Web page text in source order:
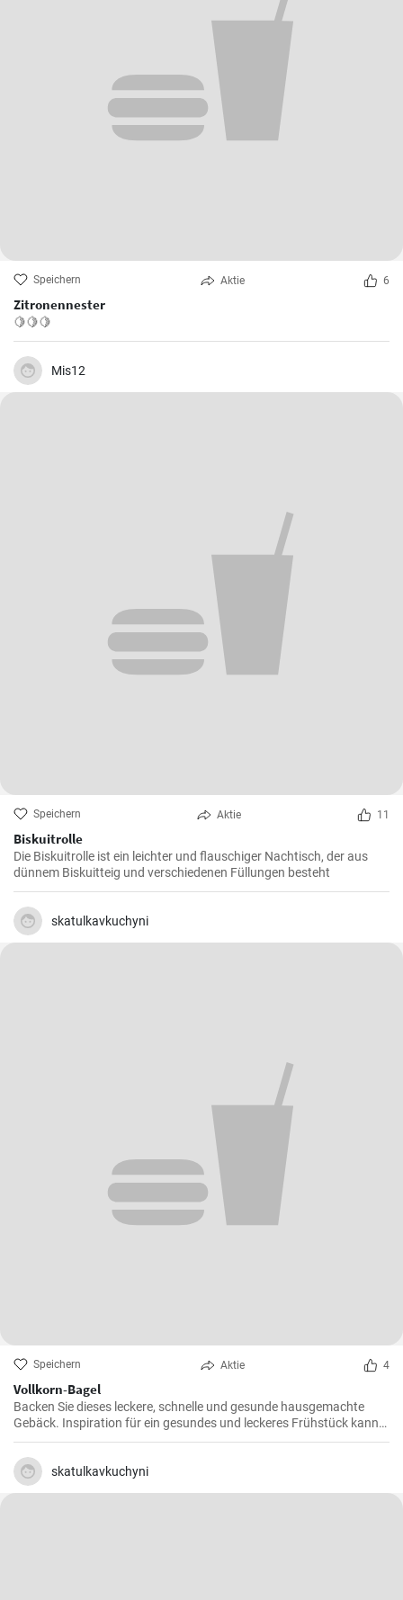
Speichern Aktie 6
Zitronennester
🍋🍋🍋
Mis12
Speichern Aktie 11
Biskuitrolle
Die Biskuitrolle ist ein leichter und flauschiger Nachtisch, der aus
dünnem Biskuitteig und verschiedenen Füllungen besteht
skatulkavkuchyni
Speichern Aktie 4
Vollkorn-Bagel
Backen Sie dieses leckere, schnelle und gesunde hausgemachte
Gebäck. Inspiration für ein gesundes und leckeres Frühstück kann
man nie genug haben.
skatulkavkuchyni